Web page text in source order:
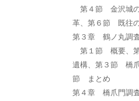
第４節 金沢城
革、第６節 既往
第３章 鶴ノ丸調査
第１節 概要、
遺構、第３節 橋
節 まとめ
第４章 橋爪門調